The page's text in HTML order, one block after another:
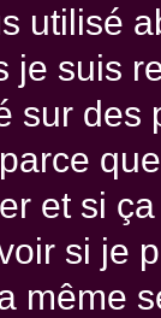
utilisé
je suis
sur des
et si
si je
même